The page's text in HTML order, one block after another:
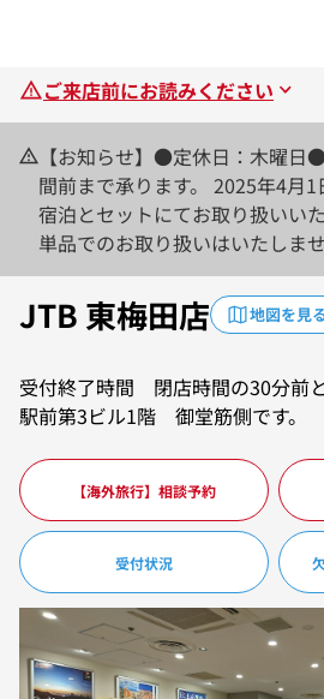
ご来店前にお読みください
【お知らせ】●定休日：木曜日
間前まで承ります。 2025年4月
宿泊とセットにてお取り扱いい
単品でのお取り扱いはいたしませ
JTB 東梅田店 地図を見
受付終了時間 閉店時間の30分前
駅前第3ビル1階 御堂筋側です。
【海外旅行】相談予約
受付状況